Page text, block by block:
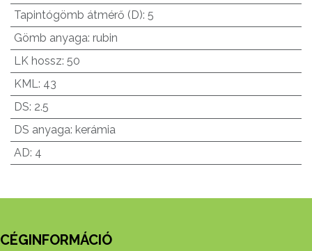
Tapintógömb átmérő (D): 5
Gömb anyaga: rubin
LK hossz: 50
KML: 43
DS: 2.5
DS anyaga: kerámia
AD: 4
CÉGINFORMÁCIÓ